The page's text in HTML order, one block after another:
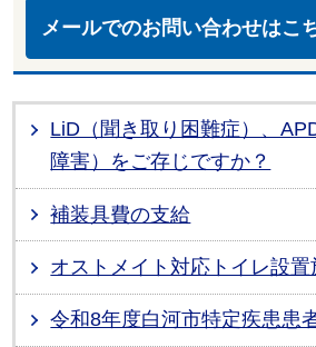
メールでのお問い合わせはこ
LiD（聞き取り困難症）、
障害）をご存じですか？
補装具費の支給
オストメイト対応トイレ設置
令和8年度白河市特定疾患患